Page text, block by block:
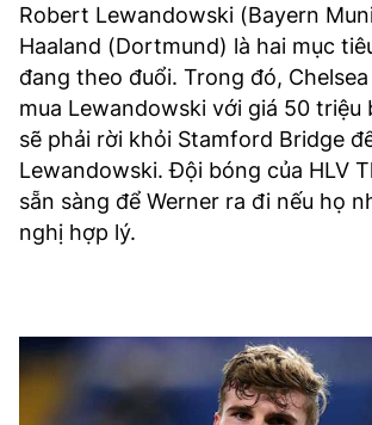
Robert Lewandowski (Bayern
Haaland (Dortmund) là hai mục
đang theo đuổi. Trong đó,
mua Lewandowski với giá 50 triệu
sẽ phải rời khỏi Stamford Bridge
Lewandowski. Đội bóng của HLV
sẵn sàng để Werner ra đi nếu họ
nghị hợp lý.